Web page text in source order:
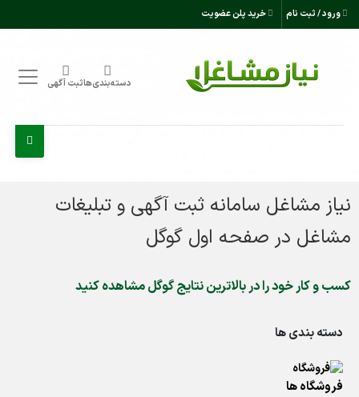
ورود / ثبت نام خرید پلن عضویت
دسته‌بندی‌هاثبت آگهی
نیاز مشاغل سامانه ثبت آگهی و تبلیغات
مشاغل در صفحه اول گوگل
کسب و کار خود را در بالاترین نتایج گوگل مشاهده کنید
دسته بندی ها
فروشگاه ها